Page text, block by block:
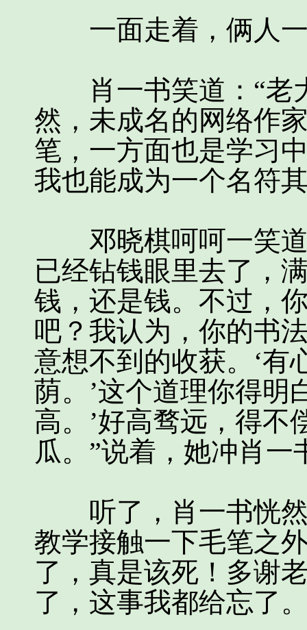
一面走着，俩人一
肖一书笑道：“老
然，未成名的网络作
笔，一方面也是学习
我也能成为一个名符
邓晓棋呵呵一笑道
已经钻钱眼里去了，
钱，还是钱。不过，
吧？我认为，你的书
意想不到的收获。‘有
荫。’这个道理你得明
高。’好高骛远，得不
瓜。”说着，她冲肖
听了，肖一书恍然
教学接触一下毛笔之
了，真是该死！多谢
了，这事我都给忘了